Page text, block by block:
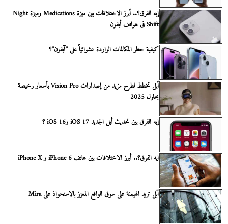
إيه الفرق؟.. أبرز الاختلافات بين ميزة Medications وميزة Night
Shift فى هواتف أيفون
كيفية حظر المكالمات الواردة عشوائياً على ”آيفون”؟
أبل تخطط لطرح مزيد من إصدارات Vision Pro بأسعار رخيصة
بحلول 2025
إيه الفرق بين تحديث أبل الجديد iOS 17 وiOS 16 ؟
ايه الفرق؟.. أبرز الاختلافات بين هاتف iPhone 6 و iPhone X
آبل تريد الهيمنة على سوق الواقع المعزز بالاستحواذ على Mira